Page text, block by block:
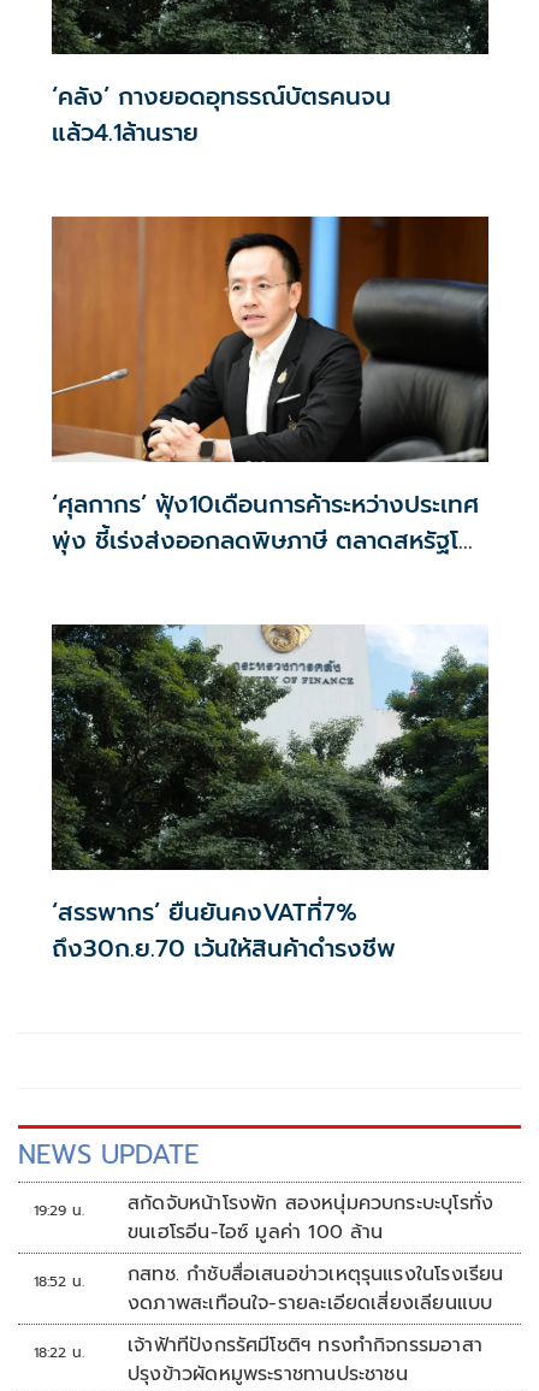
‘คลัง’ กางยอดอุทธรณ์บัตรคนจน
แล้ว4.1ล้านราย
‘ศุลกากร’ ฟุ้ง10เดือนการค้าระหว่างประเทศ
พุ่ง ชี้เร่งส่งออกลดพิษภาษี ตลาดสหรัฐโต
‘สรรพากร’ ยืนยันคงVATที่7%
ถึง30ก.ย.70 เว้นให้สินค้าดำรงชีพ
NEWS UPDATE
19:29 น.
สกัดจับหน้าโรงพัก สองหนุ่มควบกระบะบุโรทั่ง
ขนเฮโรอีน-ไอซ์ มูลค่า 100 ล้าน
18:52 น.
กสทช. กำชับสื่อเสนอข่าวเหตุรุนแรงในโรงเรียน
งดภาพสะเทือนใจ-รายละเอียดเสี่ยงเลียนแบบ
18:22 น.
เจ้าฟ้าทีปังกรรัศมีโชติฯ ทรงทำกิจกรรมอาสา
ปรุงข้าวผัดหมูพระราชทานประชาชน